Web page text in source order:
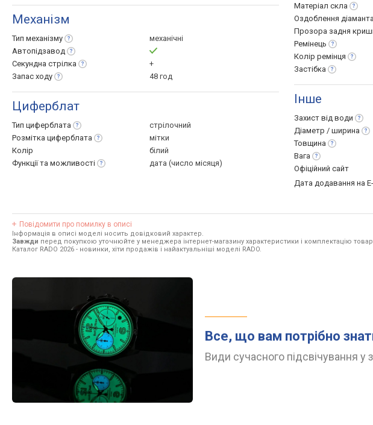
Механізм
Тип механізму
механічні
Автопідзавод
Секундна стрілка
+
Запас ходу 48 год
Циферблат
Тип циферблата
стрілочний
Розмітка циферблата
мітки
Колір
білий
Функції та можливості дата (число місяця)
Матеріал скла
Оздоблення
Прозора задня
Ремінець
Колір ремінця
Застібка
Інше
Захист від води
Діаметр / ширина
Товщина
Вага
Офіційний сайт
Дата додавання на
Повідомити про помилку в описі
Інформація в описі моделі носить довідковий характер.
Завжди перед покупкою уточнюйте у менеджера інтернет-магазину характеристики і комплектацію
Каталог RADO 2026 - новинки, хіти продажів і найактуальніші моделі RADO.
Все, що вам потрібно
Види сучасного підсвічування у